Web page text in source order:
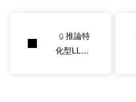
🔒 推論特
化型LLM